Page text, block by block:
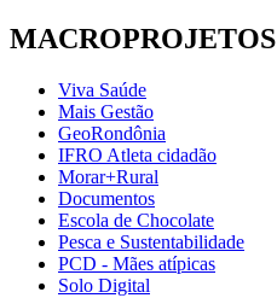
MACROPROJETOS
Viva Saúde
Mais Gestão
GeoRondônia
IFRO Atleta cidadão
Morar+Rural
Documentos
Escola de Chocolate
Pesca e Sustentabilidade
PCD - Mães atípicas
Solo Digital